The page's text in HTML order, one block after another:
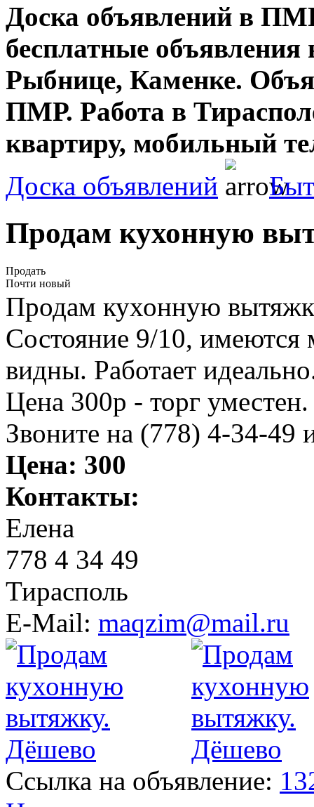
Доска объявлений в
бесплатные объявления
Рыбнице, Каменке.
ПМР. Работа в
квартиру, мобильный
Доска объявлений
Продам кухонную
Продать
Почти новый
Продам кухонную
Состояние 9/10, имеются
видны. Работает
Цена 300р - торг уместен.
Звоните на (778) 4-34-49
Цена: 300
Контакты:
Елена
778 4 34 49
Тирасполь
E-Mail: maqzim@mail.ru
Ссылка на объявление: